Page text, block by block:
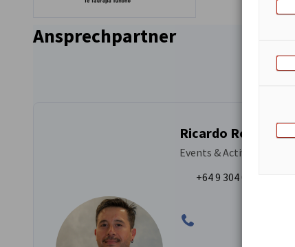
Ansprechpartner
Ricardo Rodriguez
Events & Activations
+64 9 304 0708